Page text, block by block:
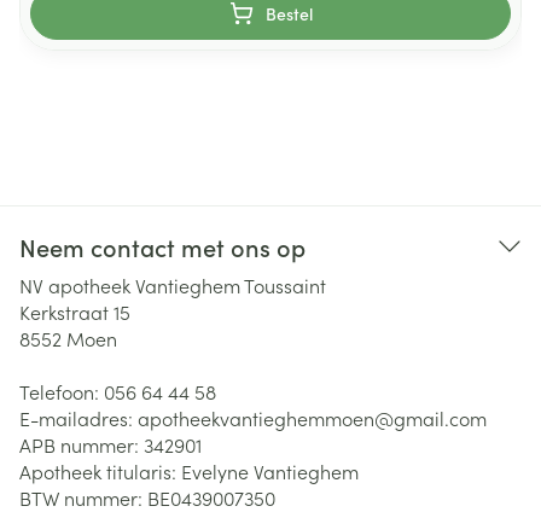
Bestel
Neem contact met ons op
NV apotheek Vantieghem Toussaint
Kerkstraat 15
8552 Moen
Telefoon: 056 64 44 58
E-mailadres: apotheekvantieghemmoen@gmail.com
APB nummer: 342901
Apotheek titularis: Evelyne Vantieghem
BTW nummer: BE0439007350